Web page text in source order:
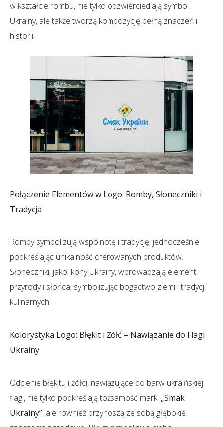
w kształcie rombu, nie tylko odzwierciedlają symbol
Ukrainy, ale także tworzą kompozycję pełną znaczeń i
historii.
Połączenie Elementów w Logo: Romby, Słoneczniki i
Tradycja
Romby symbolizują wspólnotę i tradycję, jednocześnie
podkreślając unikalność oferowanych produktów.
Słoneczniki, jako ikony Ukrainy, wprowadzają element
przyrody i słońca, symbolizując bogactwo ziemi i tradycji
kulinarnych.
Kolorystyka Logo: Błękit i Żółć – Nawiązanie do Flagi
Ukrainy
Odcienie błękitu i żółci, nawiązujące do barw ukraińskiej
flagi, nie tylko podkreślają tożsamość marki „Smak
Ukrainy”, ale również przynoszą ze sobą głębokie